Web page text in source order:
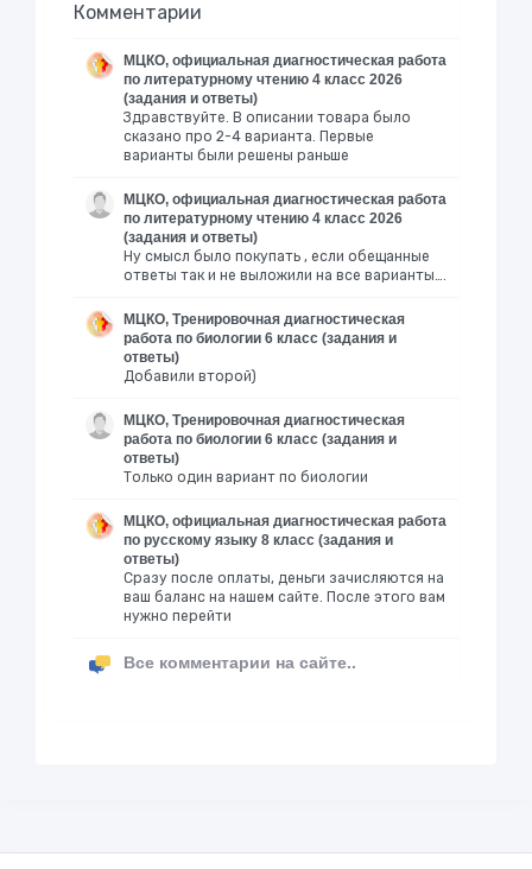
Комментарии
МЦКО, официальная диагностическая работа
по литературному чтению 4 класс 2026
(задания и ответы)
Здравствуйте. В описании товара было
сказано про 2-4 варианта. Первые
варианты были решены раньше
МЦКО, официальная диагностическая работа
по литературному чтению 4 класс 2026
(задания и ответы)
Ну смысл было покупать , если обещанные
ответы так и не выложили на все варианты….
МЦКО, Тренировочная диагностическая
работа по биологии 6 класс (задания и
ответы)
Добавили второй)
МЦКО, Тренировочная диагностическая
работа по биологии 6 класс (задания и
ответы)
Только один вариант по биологии
МЦКО, официальная диагностическая работа
по русскому языку 8 класс (задания и
ответы)
Сразу после оплаты, деньги зачисляются на
ваш баланс на нашем сайте. После этого вам
нужно перейти
Все комментарии на сайте..